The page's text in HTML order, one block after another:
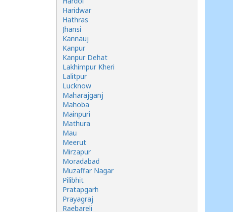
Haridwar
Hathras
Jhansi
Kannauj
Kanpur
Kanpur Dehat
Lakhimpur Kheri
Lalitpur
Lucknow
Maharajganj
Mahoba
Mainpuri
Mathura
Mau
Meerut
Mirzapur
Moradabad
Muzaffar Nagar
Pilibhit
Pratapgarh
Prayagraj
Raebareli